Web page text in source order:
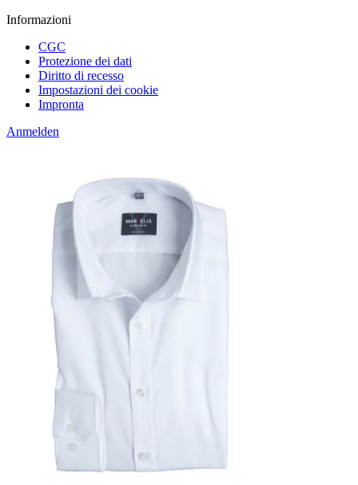
Informazioni
CGC
Protezione dei dati
Diritto di recesso
Impostazioni dei cookie
Impronta
Anmelden